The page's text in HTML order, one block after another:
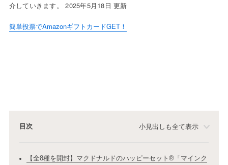
介していきます。 2025年5月18日 更新
簡単投票でAmazonギフトカードGET！
目次 小見出しも全て表示
【全8種を開封】マクドナルドのハッピーセット®「マインク